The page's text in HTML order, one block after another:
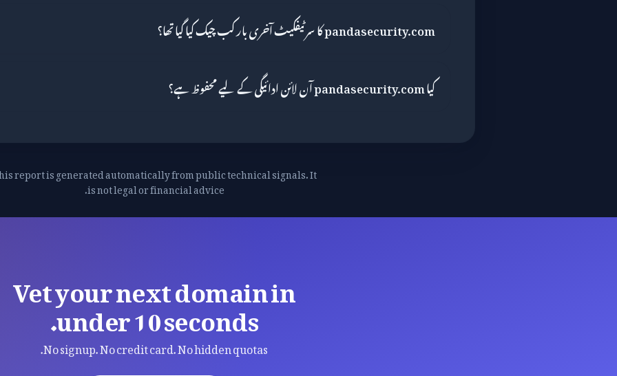
pandasecurity.com کا سرٹیفکیٹ آخری بار کب چیک کیا گیا تھا؟
کیا pandasecurity.com آن لائن ادائیگی کے لیے محفوظ ہے؟
report is generated automatically from public technical signals. It
is not legal or financial advice.
Vet your next domain in
under 10 seconds.
No signup. No credit card. No hidden quotas.